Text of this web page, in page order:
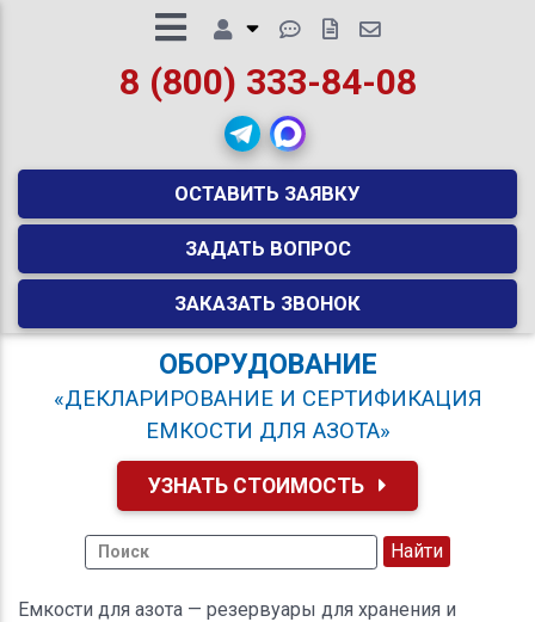
8 (800) 333-84-08
ОСТАВИТЬ ЗАЯВКУ
ЗАДАТЬ ВОПРОС
ЗАКАЗАТЬ ЗВОНОК
ОБОРУДОВАНИЕ
«ДЕКЛАРИРОВАНИЕ И СЕРТИФИКАЦИЯ
ЕМКОСТИ ДЛЯ АЗОТА»
УЗНАТЬ СТОИМОСТЬ
Емкости для азота — резервуары для хранения и